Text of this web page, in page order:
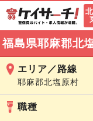
福島県耶麻郡北
エリア／路線
耶麻郡北塩原村
職種